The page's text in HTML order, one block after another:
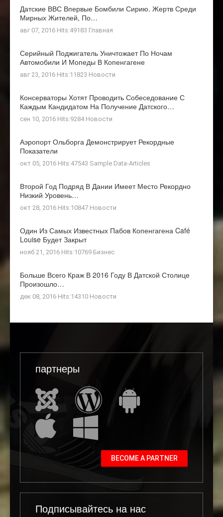
Датские ВВС Впервые Бомбили Сирию. Жертв Среди
Мирных Жителей, По…
авг 07, 2016 Hits:49183 Главная
Серийный Поджигатель Уничтожает По Ночам
Автомобили И Мопеды В Копенгагене
авг 23, 2016 Hits:11823 Новости
Консерваторы Хотят Проводить Собеседование С
Каждым Кандидатом На Получение Датского…
сен 10, 2016 Hits:9284 Новости
Аэропорт Ольборга Демонстрирует Рекордные
Показатели
окт 05, 2016 Hits:47543 Sample Data-Articles
Второй Год Подряд В Дании Имеет Место Рекордно
Низкий Уровень…
окт 28, 2016 Hits:10847 Новости
Один Из Самых Известных Пабов Копенгагена Café
Louise Будет Закрыт
нояб 21, 2016 Hits:10769 Бизнес
Больше Всего Краж В 2016 Году В Датской Столице
Произошло…
дек 08, 2016 Hits:14310 Новости
партнеры
BECOME A PARTNER
Подписывайтесь на нас